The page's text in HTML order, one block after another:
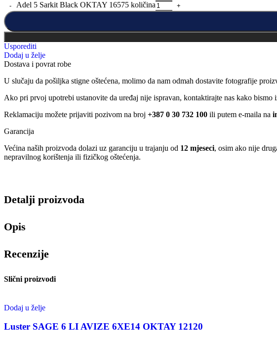
Adel 5 Sarkit Black OKTAY 16575 količina
Usporediti
Dodaj u želje
Dostava i povrat robe
U slučaju da pošiljka stigne oštećena, molimo da nam odmah dostavite fotografije
Ako pri prvoj upotrebi ustanovite da uređaj nije ispravan, kontaktirajte nas kako bismo
Reklamaciju možete prijaviti pozivom na broj +387 0 30 732 100 ili putem e-maila na
Garancija
Većina naših proizvoda dolazi uz garanciju u trajanju od 12 mjeseci, osim ako nije
nepravilnog korištenja ili fizičkog oštećenja.
Detalji proizvoda
Opis
Recenzije
Slični proizvodi
Dodaj u želje
Luster SAGE 6 LI AVIZE 6XE14 OKTAY 12120